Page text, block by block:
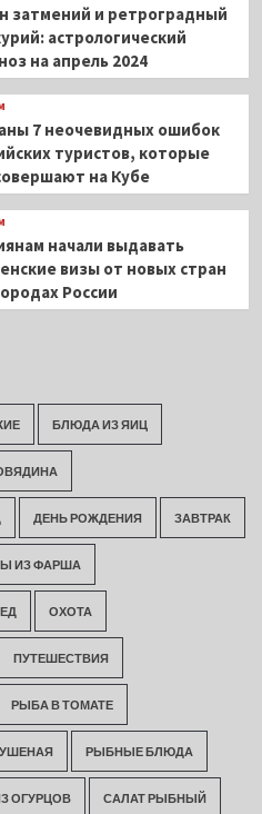
затмений и ретроградный
астрологический
на апрель 2024
7 неочевидных ошибок
туристов, которые
на Кубе
начали выдавать
визы от новых стран
России
БЛЮДА ИЗ ЯИЦ
ДЕНЬ РОЖДЕНИЯ ЗАВТРАК
ИЗ ФАРША
ОХОТА
ПУТЕШЕСТВИЯ
РЫБА В ТОМАТЕ
РЫБНЫЕ БЛЮДА
ОГУРЦОВ САЛАТ РЫБНЫЙ